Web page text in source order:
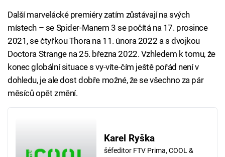
Další marvelácké premiéry zatím zůstávají na svých
místech – se Spider-Manem 3 se počítá na 17. prosince
2021, se čtyřkou Thora na 11. února 2022 a s dvojkou
Doctora Strange na 25. března 2022. Vzhledem k tomu, že
konec globální situace s vy-víte-čím ještě pořád není v
dohledu, je ale dost dobře možné, že se všechno za pár
měsíců opět změní.
Karel Ryška
šéfeditor FTV Prima, COOL &